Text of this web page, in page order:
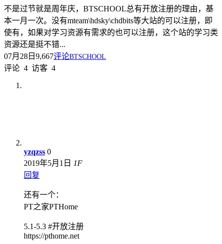
不是过节就是周年庆，BTSCHOOL总有开放注册的理由，基
本一月一次。没有mteam\hdsky\chdbits等大站的可以注册，即
使有，如果对学习资源有需求的也可以注册，这个站的学习类
资源还是挺不错...
07月28日 9,667评论BTSCHOOL
评论 4 访客 4
yzqzss 0
2019年5月1日 1F
回复
还有一个：
PT之家PTHome
5.1-5.3 #开放注册
https://pthome.net